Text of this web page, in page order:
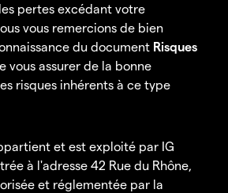
pertes excédant votre
vous remercions de bien
du document Risques
vous assurer de la bonne
risques inhérents à ce type
et est exploité par IG
à l'adresse 42 Rue du Rhône,
et réglementée par la